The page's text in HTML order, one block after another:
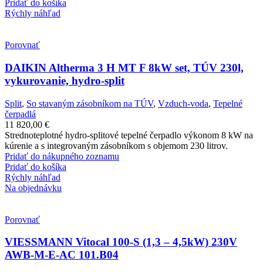
Pridať do košíka
Rýchly náhľad
Porovnať
DAIKIN Altherma 3 H MT F 8kW set, TÚV 230l,
vykurovanie, hydro-split
Split, So stavaným zásobníkom na TÚV, Vzduch-voda, Tepelné
čerpadlá
11 820,00 €
Strednoteplotné hydro-splitové tepelné čerpadlo výkonom 8 kW na
kúrenie a s integrovaným zásobníkom s objemom 230 litrov.
Pridať do nákupného zoznamu
Pridať do košíka
Rýchly náhľad
Na objednávku
Porovnať
VIESSMANN Vitocal 100-S (1,3 – 4,5kW) 230V
AWB-M-E-AC 101.B04